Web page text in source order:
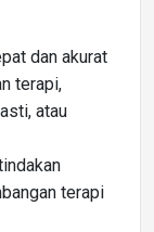
dan akurat
terapi,
atau
terapi